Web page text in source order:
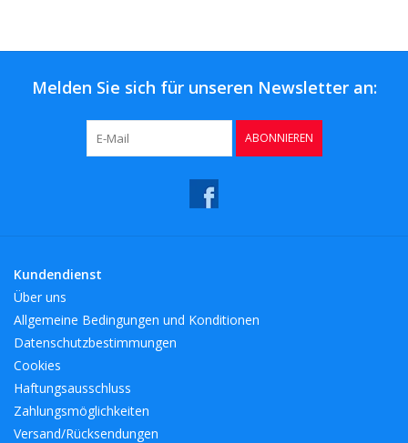
Melden Sie sich für unseren Newsletter an:
ABONNIEREN
Kundendienst
Über uns
Allgemeine Bedingungen und Konditionen
Datenschutzbestimmungen
Cookies
Haftungsausschluss
Zahlungsmöglichkeiten
Versand/Rücksendungen